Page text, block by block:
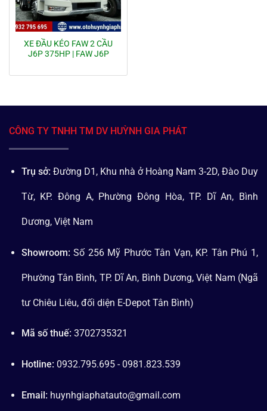
XE ĐẦU KÉO FAW 2 CẦU
J6P 375HP | FAW J6P
CÔNG TY TNHH TM DV HUỲNH GIA PHÁT
Trụ sở: Đường D1, Khu nhà ở Hoàng Nam 3-2D, Đào Duy
Từ, KP. Đông A, Phường Đông Hòa, TP. Dĩ An, Bình
Dương, Việt Nam
Showroom: Số 256 Mỹ Phước Tân Vạn, KP. Tân Phú 1,
Phường Tân Bình, TP. Dĩ An, Bình Dương, Việt Nam (Ngã
tư Chiêu Liêu, đối diện E-Depot Tân Bình)
Mã số thuế: 3702735321
Hotline: 0932.795.695 - 0981.823.539
Email: huynhgiaphatauto@gmail.com